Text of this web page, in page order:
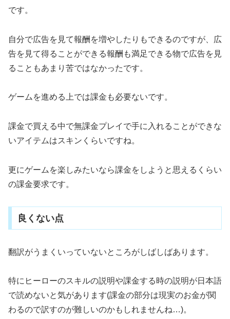
です。
自分で広告を見て報酬を増やしたりもできるのですが、広
告を見て得ることができる報酬も満足できる物で広告を見
ることもあまり苦ではなかったです。
ゲームを進める上では課金も必要ないです。
課金で買える中で無課金プレイで手に入れることができな
いアイテムはスキンくらいですね。
更にゲームを楽しみたいなら課金をしようと思えるくらい
の課金要求です。
良くない点
翻訳がうまくいっていないところがしばしばあります。
特にヒーローのスキルの説明や課金する時の説明が日本語
で読めないと気があります(課金の部分は現実のお金が関
わるので訳すのが難しいのかもしれませんね…)。